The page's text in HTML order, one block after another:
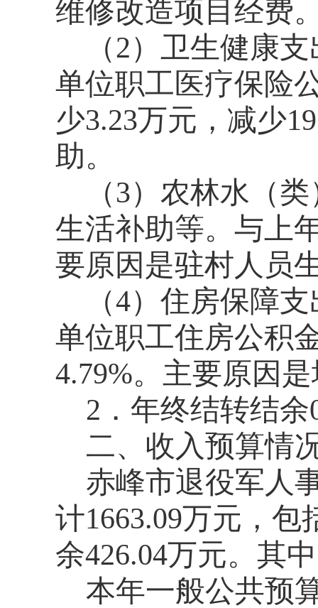
维修改造项目经费
（2）卫生健康
单位职工医疗保险
少3.23万元，减少
助。
（3）农林水（
生活补助等。与上
要原因是驻村人员
（4）住房保障
单位职工住房公积
4.79%。主要原因
2．年终结转结余
二、收入预算情
赤峰市退役军人
计1663.09万元，包
余426.04万元。其
本年一般公共预